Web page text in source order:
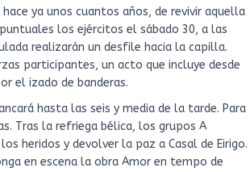
ya unos cuantos años, de revivir aquella
los ejércitos el sábado 30, a las
realizarán un desfile hacia la capilla.
participantes, un acto que incluye desde
el izado de banderas.
hasta las seis y media de la tarde. Para
Tras la refriega bélica, los grupos A
heridos y devolver la paz a Casal de Eirigo.
en escena la obra Amor en tempo de